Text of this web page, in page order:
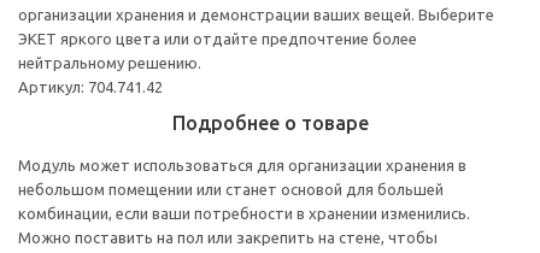
организации хранения и демонстрации ваших вещей. Выберите
ЭКЕТ яркого цвета или отдайте предпочтение более
нейтральному решению.
Артикул: 704.741.42
Подробнее о товаре
Модуль может использоваться для организации хранения в
небольшом помещении или станет основой для большей
комбинации, если ваши потребности в хранении изменились.
Можно поставить на пол или закрепить на стене, чтобы